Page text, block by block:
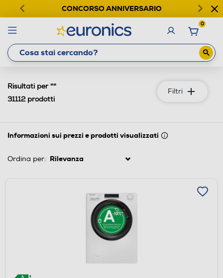
CONCORSO ANNIVERSARIO
0
Filtri
Risultati per""
31112prodotti
Informazioni sui prezzi e prodotti visualizzati
Ordina per: